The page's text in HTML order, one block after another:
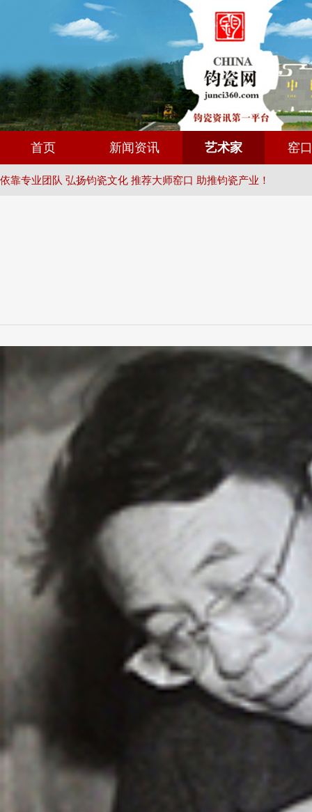
首页 新闻资讯 艺术家 窑口
依靠专业团队 弘扬钧瓷文化 推荐大师窑口 助推钧瓷产业！